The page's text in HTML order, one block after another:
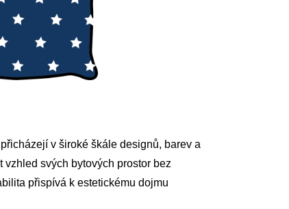
v široké škále designů, barev a
svých bytových prostor bez
přispívá k estetickému dojmu